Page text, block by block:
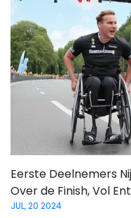
Eerste Deelnemers
Over de Finish, Vol
JUL, 20 2024